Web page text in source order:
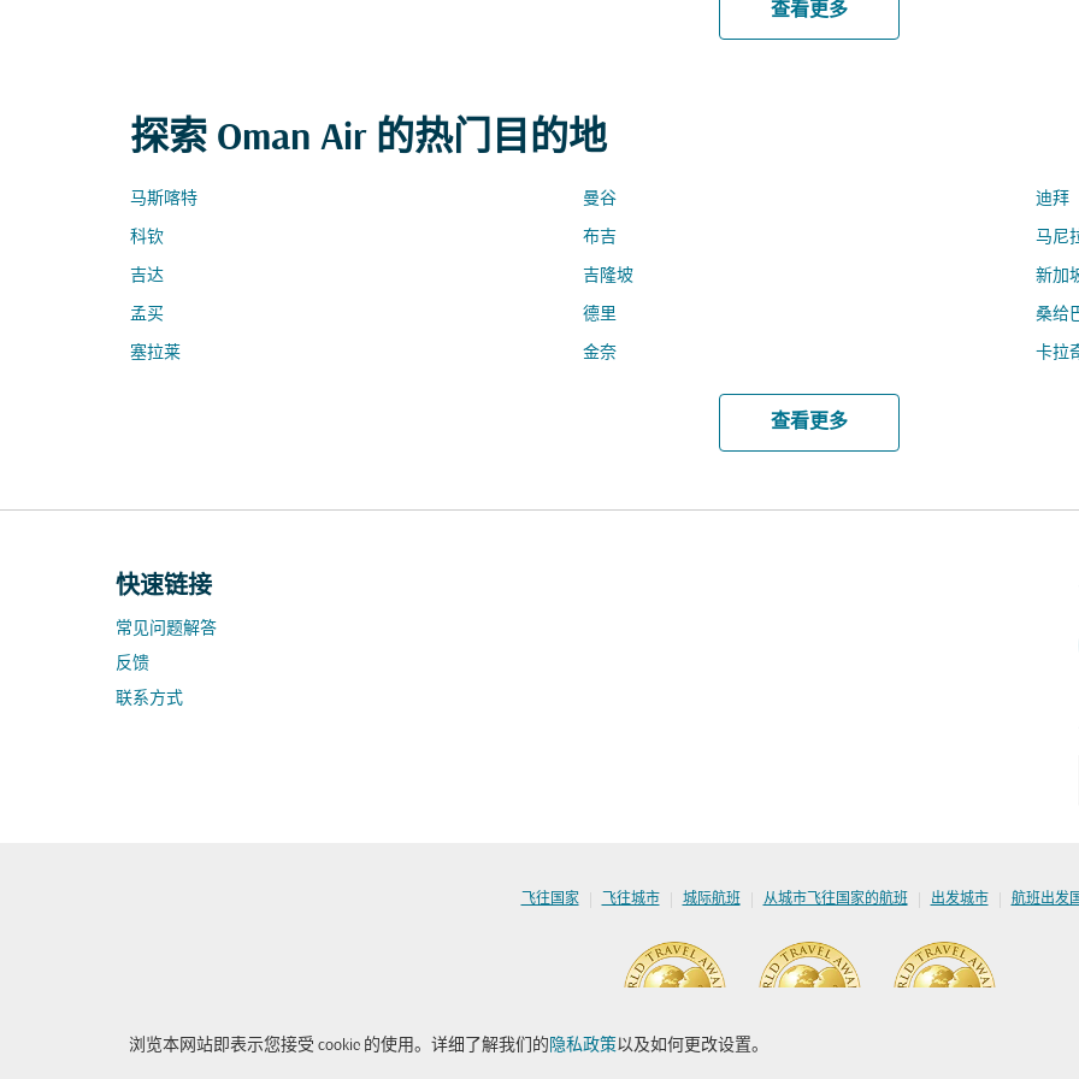
浏览本网站即表示您接受 cookie 的使用。详细了解我们的 隐私政策以及如何更改设置。
查看更多
探索 Oman Air 的热门目的地
马斯喀特 曼谷 迪拜
科钦 布吉 马尼
吉达 吉隆坡 新加
孟买 德里 桑给
塞拉莱 金奈 卡拉
查看更多
快速链接
常见问题解答
反馈
联系方式
飞往国家 | 飞往城市 | 城际航班 | 从城市飞往国家的航班 | 出发城市 | 航班出发